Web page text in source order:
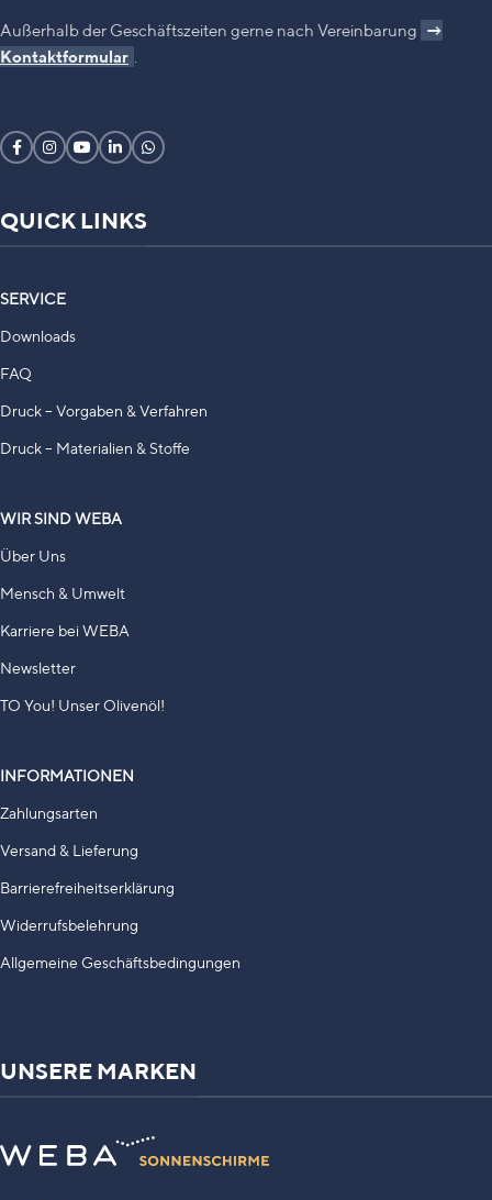
Außerhalb der Geschäftszeiten gerne nach Vereinbarung →
Kontaktformular
QUICK LINKS
SERVICE
Downloads
FAQ
Druck – Vorgaben & Verfahren
Druck – Materialien & Stoffe
WIR SIND WEBA
Über Uns
Mensch & Umwelt
Karriere bei WEBA
Newsletter
TO You! Unser Olivenöl!
INFORMATIONEN
Zahlungsarten
Versand & Lieferung
Barrierefreiheitserklärung
Widerrufsbelehrung
Allgemeine Geschäftsbedingungen
UNSERE MARKEN